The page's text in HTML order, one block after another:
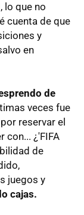
, lo que no
cuenta de que
y
en
de
veces fue
reservar el
con... ¿'FIFA
de
juegos y
cajas.